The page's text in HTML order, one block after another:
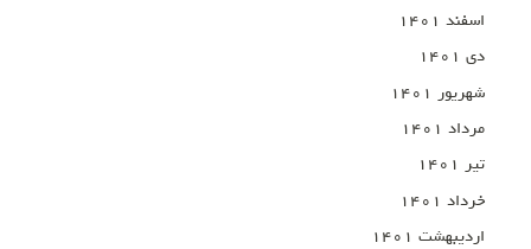
اسفند ۱۴۰۱
دی ۱۴۰۱
شهریور ۱۴۰۱
مرداد ۱۴۰۱
تیر ۱۴۰۱
خرداد ۱۴۰۱
اردیبهشت ۱۴۰۱